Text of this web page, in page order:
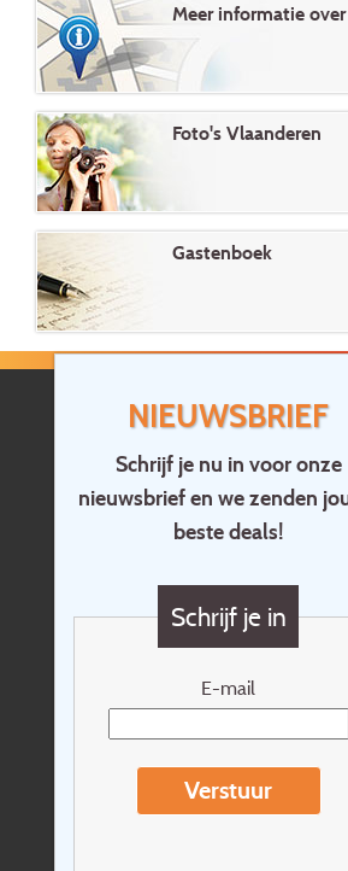
NIEUWSBRIEF
Schrijf je nu in voor onze
nieuwsbrief en we zenden
beste deals!
Schrijf je in
E-mail
Verstuur
Meer informatie
Foto's Vlaanderen
Gastenboek
Home
Contact
Vragen?
Cadeaubon
Nieuwsbrief
Reisvoorwaarden